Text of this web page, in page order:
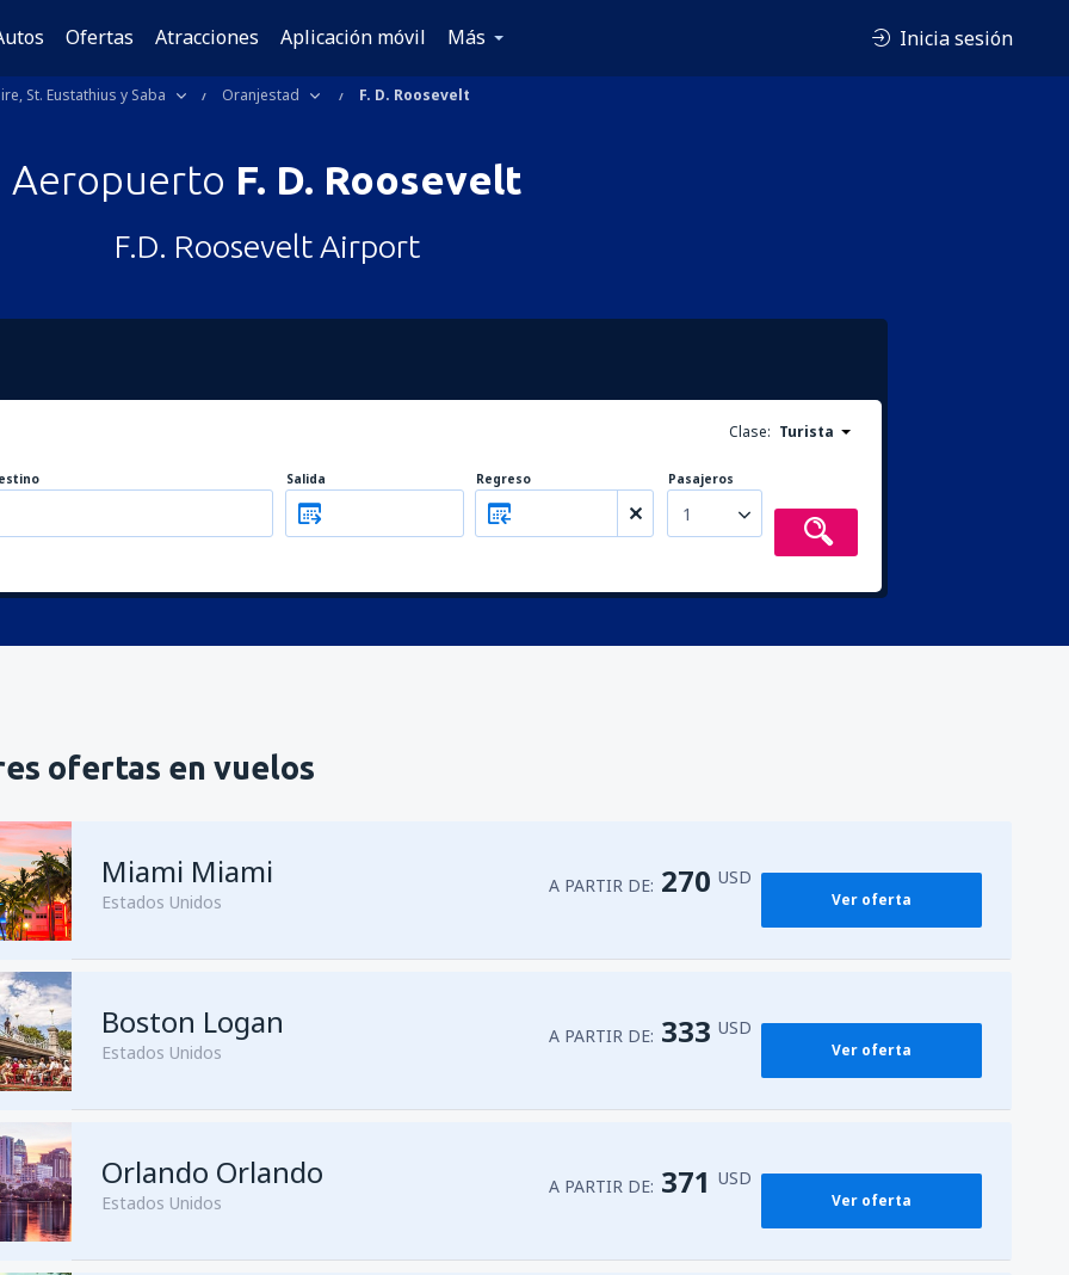
Ofertas Atracciones Aplicación móvil Más Inicia sesión
St. Eustathius y Saba Oranjestad F. D. Roosevelt
Aeropuerto F. D. Roosevelt
F.D. Roosevelt Airport
Clase: Turista
Salida Regreso Pasajeros
1
ofertas en vuelos
Miami Miami
Estados Unidos
A PARTIR DE: 270 USD
Ver oferta
Boston Logan
Estados Unidos
A PARTIR DE: 333 USD
Ver oferta
Orlando Orlando
Estados Unidos
A PARTIR DE: 371 USD
Ver oferta